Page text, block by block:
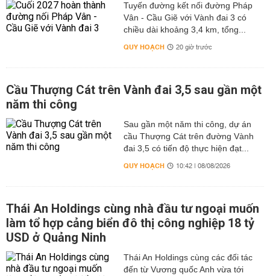
Tuyến đường kết nối đường Pháp
Vân - Cầu Giẽ với Vành đai 3 có
chiều dài khoảng 3,4 km, tổng...
QUY HOẠCH 20 giờ trước
Cầu Thượng Cát trên Vành đai 3,5 sau gần một
năm thi công
Sau gần một năm thi công, dự án
cầu Thượng Cát trên đường Vành
đai 3,5 có tiến độ thực hiện đạt...
QUY HOẠCH 10:42 | 08/08/2026
Thái An Holdings cùng nhà đầu tư ngoại muốn
làm tổ hợp cảng biển đô thị công nghiệp 18 tỷ
USD ở Quảng Ninh
Thái An Holdings cùng các đối tác
đến từ Vương quốc Anh vừa tới